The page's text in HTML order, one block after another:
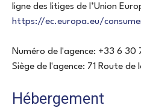
ligne des litiges de l’Union
https://ec.europa.eu/
Numéro de l'agence: +33 6 30
Siège de l'agence: 71 Route
Hébergement